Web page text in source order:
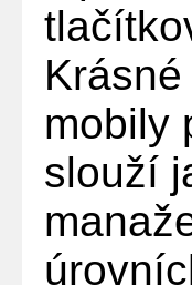
mobily
slouží